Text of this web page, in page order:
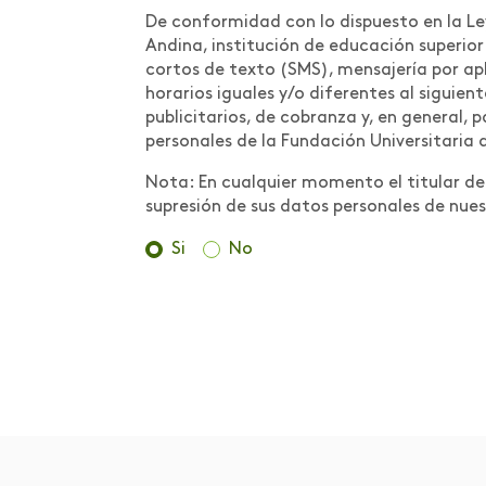
Conceptualización
Medidas preventivas
para contrarrestar la
propagación del COVID-
19 en la comunidad
Areandina
Metodologías y Buenas
Prácticas
De conformidad con lo dispuesto en la
Andina, institución de educación
cortos de texto (SMS), mensajería por
horarios iguales y/o diferentes al
publicitarios, de cobranza y, en
personales de la Fundación Universitaria
Nota: En cualquier momento el titular
supresión de sus datos personales de
Si No